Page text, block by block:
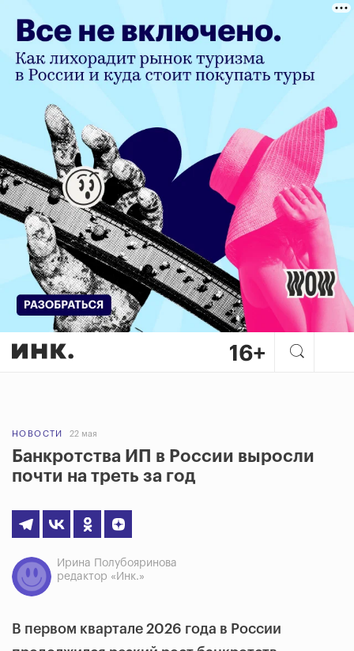
НОВОСТИ 22 мая
Банкротства ИП в России выросли
почти на треть за год
Ирина Полубояринова
редактор «Инк.»
В первом квартале 2026 года в России